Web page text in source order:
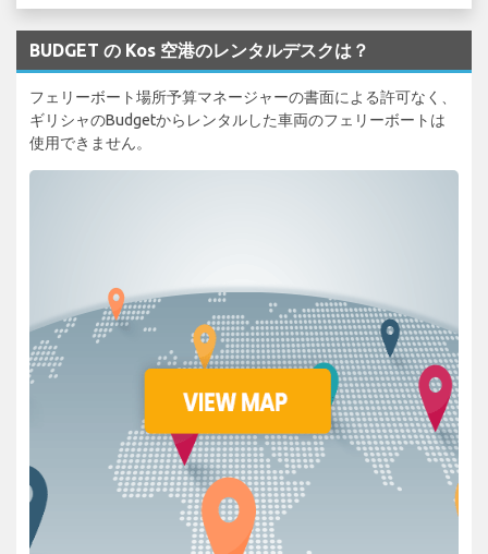
BUDGET の Kos 空港のレンタルデスクは？
フェリーボート場所予算マネージャーの書面による許可なく、
ギリシャのBudgetからレンタルした車両のフェリーボートは
使用できません。